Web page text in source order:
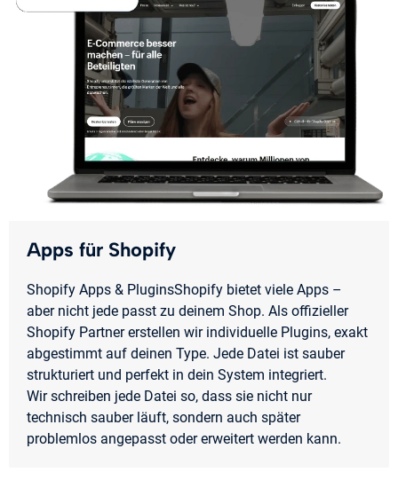
Apps für Shopify
Shopify Apps & PluginsShopify bietet viele Apps –
aber nicht jede passt zu deinem Shop. Als offizieller
Shopify Partner erstellen wir individuelle Plugins, exakt
abgestimmt auf deinen Type. Jede Datei ist sauber
strukturiert und perfekt in dein System integriert.
​​​​​​​Wir schreiben jede Datei so, dass sie nicht nur
technisch sauber läuft, sondern auch später
problemlos angepasst oder erweitert werden kann.